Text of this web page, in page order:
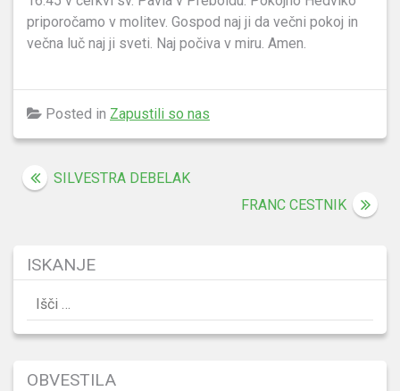
priporočamo v molitev. Gospod naj ji da večni pokoj in
večna luč naj ji sveti. Naj počiva v miru. Amen.
Posted in Zapustili so nas
Navigacija
SILVESTRA DEBELAK
FRANC CESTNIK
ISKANJE
Išči:
OBVESTILA